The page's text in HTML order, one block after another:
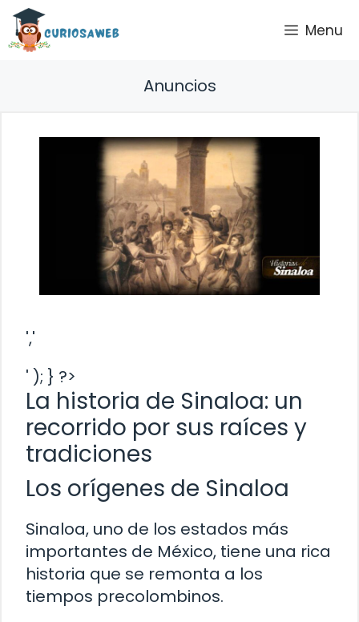
Saltar
contenido
Menu
Anuncios
','
' ); } ?>
La historia de Sinaloa: un
recorrido por sus raíces y
tradiciones
Los orígenes de Sinaloa
Sinaloa, uno de los estados más
importantes de México, tiene una rica
historia que se remonta a los
tiempos precolombinos.